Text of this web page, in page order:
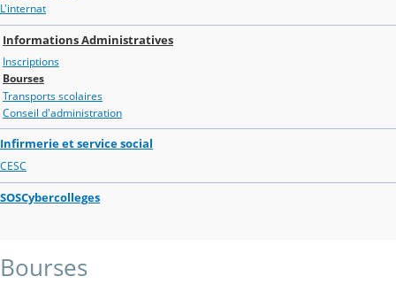
L'internat
Informations Administratives
Inscriptions
Bourses
Transports scolaires
Conseil d'administration
Infirmerie et service social
CESC
SOSCybercolleges
Bourses